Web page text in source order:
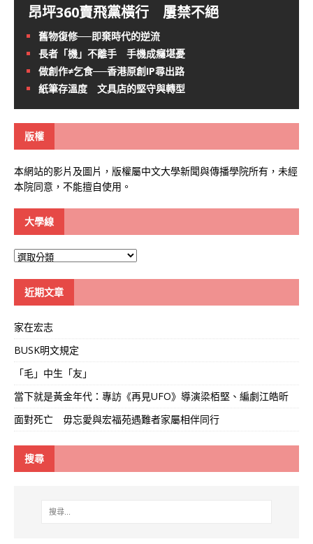
昂坪360賣飛黨橫行 屢禁不絕
舊物復修──即棄時代的逆流
長者「機」不離手 手機成癮堪憂
做創作≠乞食──香港原創IP尋出路
紙筆存溫度 文具店的堅守與轉型
版權
本網站的影片及圖片，版權屬中文大學新聞與傳播學院所有，未經
本院同意，不能擅自使用。
大學線
大
近期文章
家在宏志
BUSK明文規定
「毛」中生「友」
當下就是黃金年代：專訪《再見UFO》導演梁栢堅、編劇江皓昕
面對死亡 毋忘愛與宏福苑遇難者家屬相伴同行
搜尋